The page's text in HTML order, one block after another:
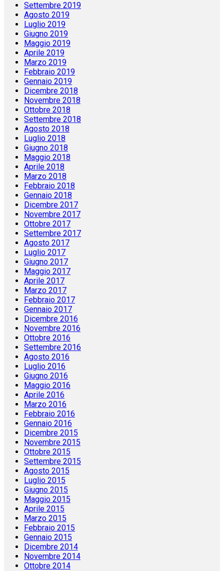
Settembre 2019
Agosto 2019
Luglio 2019
Giugno 2019
Maggio 2019
Aprile 2019
Marzo 2019
Febbraio 2019
Gennaio 2019
Dicembre 2018
Novembre 2018
Ottobre 2018
Settembre 2018
Agosto 2018
Luglio 2018
Giugno 2018
Maggio 2018
Aprile 2018
Marzo 2018
Febbraio 2018
Gennaio 2018
Dicembre 2017
Novembre 2017
Ottobre 2017
Settembre 2017
Agosto 2017
Luglio 2017
Giugno 2017
Maggio 2017
Aprile 2017
Marzo 2017
Febbraio 2017
Gennaio 2017
Dicembre 2016
Novembre 2016
Ottobre 2016
Settembre 2016
Agosto 2016
Luglio 2016
Giugno 2016
Maggio 2016
Aprile 2016
Marzo 2016
Febbraio 2016
Gennaio 2016
Dicembre 2015
Novembre 2015
Ottobre 2015
Settembre 2015
Agosto 2015
Luglio 2015
Giugno 2015
Maggio 2015
Aprile 2015
Marzo 2015
Febbraio 2015
Gennaio 2015
Dicembre 2014
Novembre 2014
Ottobre 2014